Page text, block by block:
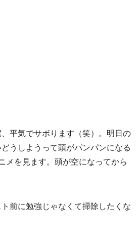
平気でサボります（笑）。明日の
うしようって頭がパンパンになる
メを見ます。頭が空になってから
前に勉強じゃなくて掃除したくな